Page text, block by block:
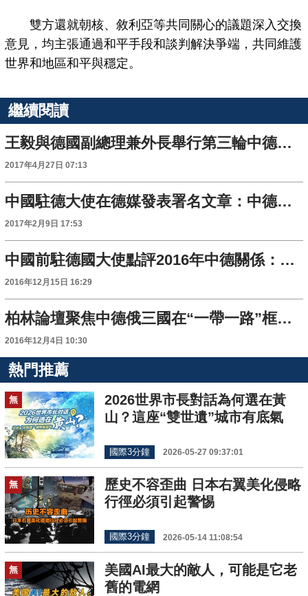
雙方還就朝核、敘利亞等共同關心的議題深入交換
意見，均主張通過和平手段和談判解決爭端，共同維護
世界和地區和平與穩定。
繼續閱讀
王毅與德國副總理兼外長舉行第三輪中德外交與安全戰略對話
2017年4月27日 07:13
中國駐德大使在德媒發表署名文章：中德密切合作實現共贏
2017年2月9日 17:53
中國前駐德國大使點評2016年中德關係：合作共贏仍是主流
2016年12月15日 16:29
柏林論壇聚焦中德俄三國在“一帶一路”框架下的合作
2016年12月4日 10:30
熱門推薦
無
2026世界市長對話為何選在黃
山？這座“雙世遺”城市有底氣
國際3分鐘 2026-05-27 09:37:01
無
歷史不容歪曲 日本右翼美化侵略
行徑必須引起警惕
國際3分鐘 2026-05-14 11:08:54
無
美國AI最大的敵人，可能是它老
舊的電網